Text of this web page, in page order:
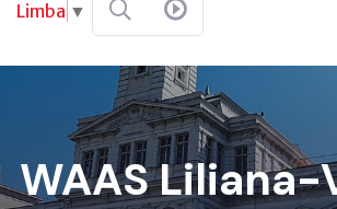
Limba ▼
WAAS